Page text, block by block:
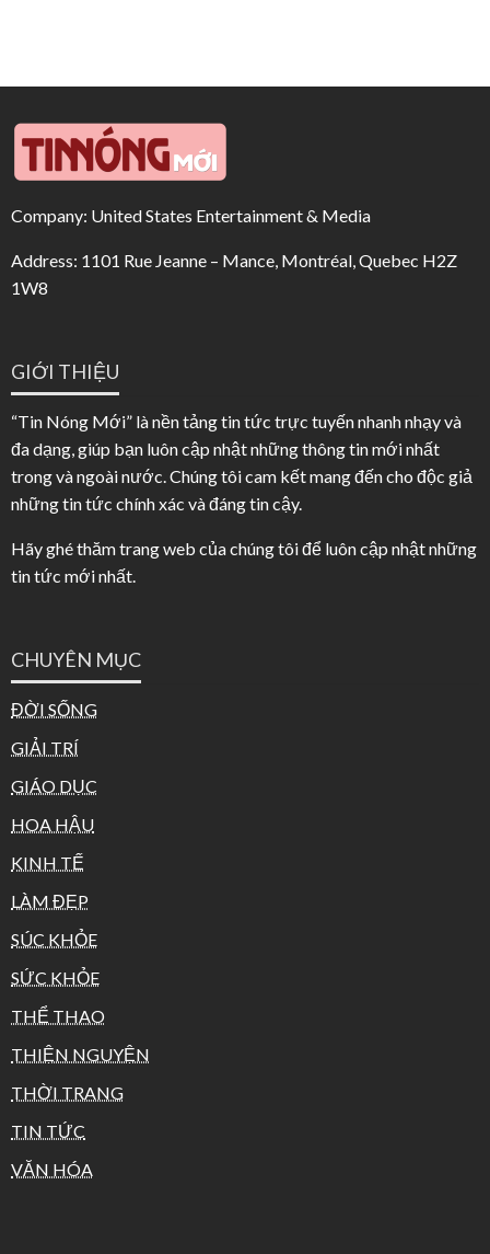
Company: United States Entertainment & Media
Address: 1101 Rue Jeanne – Mance, Montréal, Quebec H2Z
1W8
GIỚI THIỆU
“Tin Nóng Mới” là nền tảng tin tức trực tuyến nhanh nhạy và
đa dạng, giúp bạn luôn cập nhật những thông tin mới nhất
trong và ngoài nước. Chúng tôi cam kết mang đến cho độc giả
những tin tức chính xác và đáng tin cậy.
Hãy ghé thăm trang web của chúng tôi để luôn cập nhật những
tin tức mới nhất.
CHUYÊN MỤC
ĐỜI SỐNG
GIẢI TRÍ
GIÁO DỤC
HOA HẬU
KINH TẾ
LÀM ĐẸP
SÚC KHỎE
SỨC KHỎE
THỂ THAO
THIỆN NGUYỆN
THỜI TRANG
TIN TỨC
VĂN HÓA